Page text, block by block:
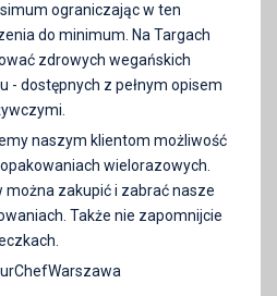
ograniczając w ten
do minimum. Na Targach
zdrowych wegańskich
- dostępnych z pełnym opisem
naszym klientom możliwość
wielorazowych.
zakupić i zabrać nasze
Także nie zapomnijcie